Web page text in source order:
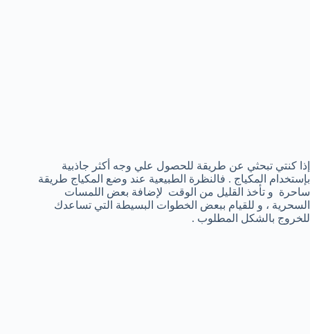
إذا كنتي تبحثي عن طريقة للحصول علي وجه أكثر جاذبية
بإستخدام المكياج . فالنظرة الطبيعية عند وضع المكياج طريقة
ساحرة و تأخذ القليل من الوقت لإضافة بعض اللمسات
السحرية ، و للقيام ببعض الخطوات البسيطة التي تساعدك
للخروج بالشكل المطلوب .